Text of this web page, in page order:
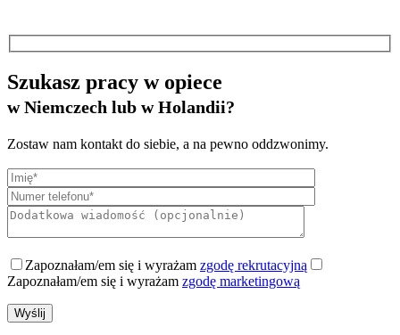
Szukasz pracy w opiece
w Niemczech lub w Holandii?
Zostaw nam kontakt do siebie, a na pewno oddzwonimy.
Zapoznałam/em się i wyrażam zgodę rekrutacyjną
Zapoznałam/em się i wyrażam zgodę marketingową